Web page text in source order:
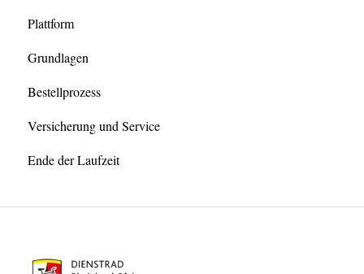
Plattform
Grundlagen
Bestellprozess
Versicherung und Service
Ende der Laufzeit